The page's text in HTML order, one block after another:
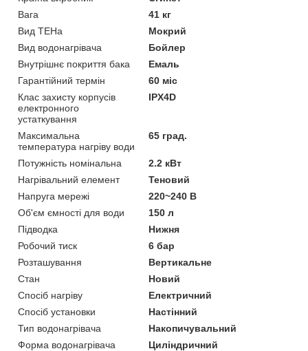
Вага
41 кг
Вид ТЕНа
Мокрий
Вид водонагрівача
Бойлер
Внутрішнє покриття бака
Емаль
Гарантійний термін
60 міс
Клас захисту корпусів
електронного
устаткування
IPX4D
Максимальна
температура нагріву води
65 град.
Потужність номінальна
2.2 кВт
Нагрівальний елемент
Теновий
Напруга мережі
220~240 В
Об'єм ємності для води
150 л
Підводка
Нижня
Робочий тиск
6 бар
Розташування
Вертикальне
Стан
Новий
Спосіб нагріву
Електричний
Спосіб установки
Настінний
Тип водонагрівача
Накопичувальний
Форма водонагрівача
Циліндричний